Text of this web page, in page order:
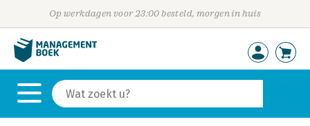
Op werkdagen voor 23:00 besteld, morgen in huis